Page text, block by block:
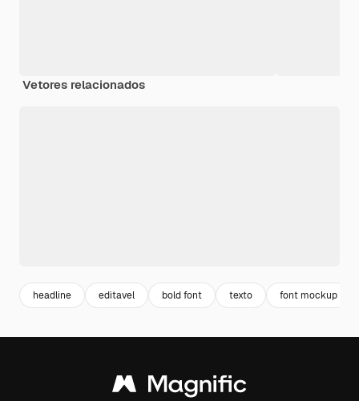
Vetores relacionados
headline editavel bold font texto font mockup